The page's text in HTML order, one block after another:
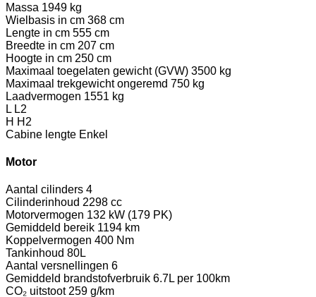
Massa 1949 kg
Wielbasis in cm 368 cm
Lengte in cm 555 cm
Breedte in cm 207 cm
Hoogte in cm 250 cm
Maximaal toegelaten gewicht (GVW) 3500 kg
Maximaal trekgewicht ongeremd 750 kg
Laadvermogen 1551 kg
L L2
H H2
Cabine lengte Enkel
Motor
Aantal cilinders 4
Cilinderinhoud 2298 cc
Motorvermogen 132 kW (179 PK)
Gemiddeld bereik 1194 km
Koppelvermogen 400 Nm
Tankinhoud 80L
Aantal versnellingen 6
Gemiddeld brandstofverbruik 6.7L per 100km
CO₂ uitstoot 259 g/km